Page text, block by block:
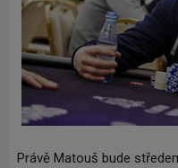
Právě Matouš bude